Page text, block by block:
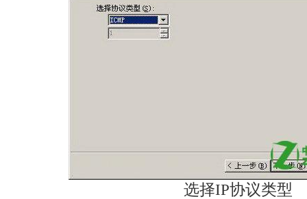
选择IP协议类型